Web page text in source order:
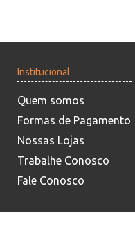
Institucional
Quem somos
Formas de Pagamento
Nossas Lojas
Trabalhe Conosco
Fale Conosco